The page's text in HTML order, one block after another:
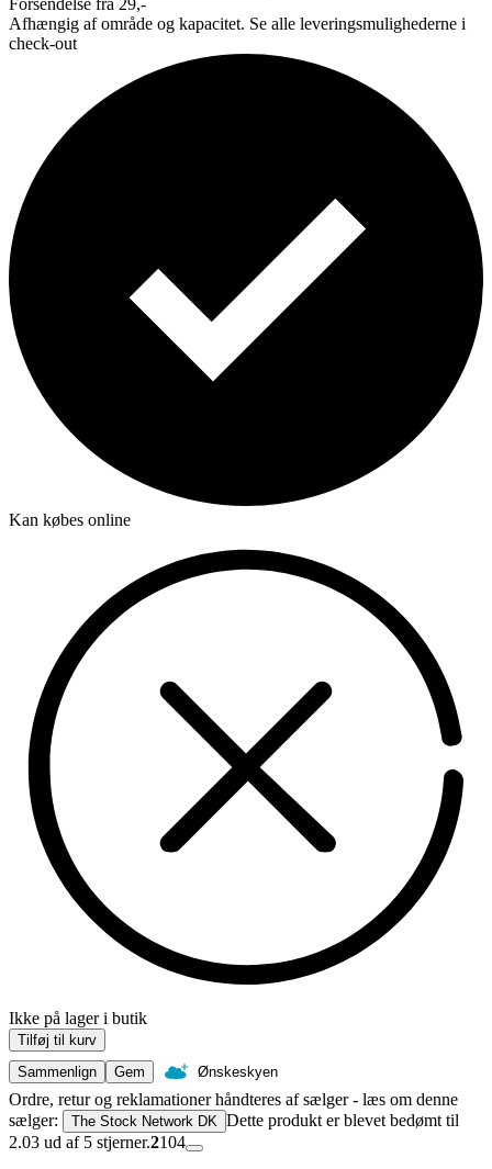
Afhængig af område og kapacitet. Se alle leveringsmulighederne i
check-out
Kan købes online
Ikke på lager i butik
Tilføj til kurv
Sammenlign
Gem Ønskeskyen
Ordre, retur og reklamationer håndteres af sælger - læs om denne
sælger:
The Stock Network DK Dette produkt er blevet bedømt til
2.03 ud af 5 stjerner.2104